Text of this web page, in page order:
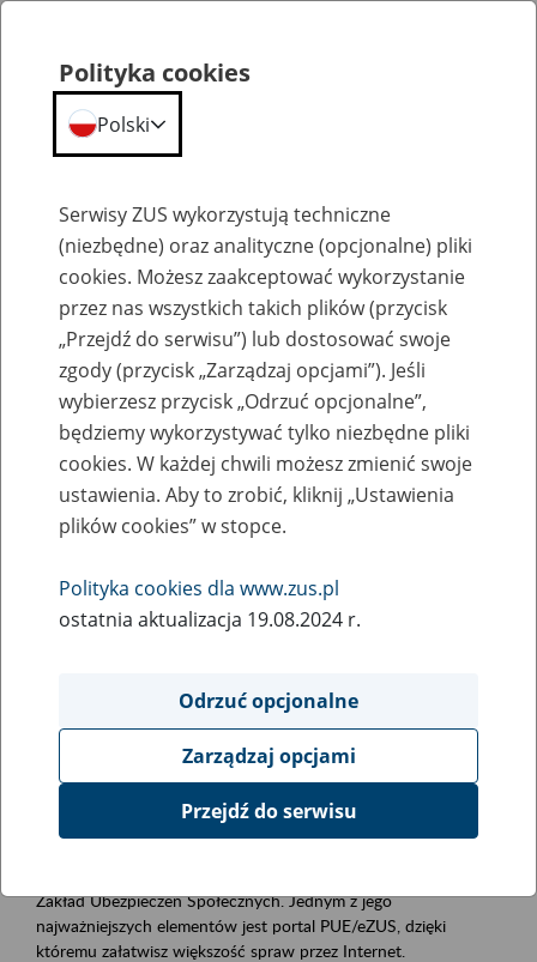
Szkolenia
Zaproś ZUS do siebie - zakładanie profili
eZUS w siedzibie Twojej firmy
Rodzaj wydarzenia
Szkolenia
Obszar merytoryczny
obsługa klientów
Opis wydarzenia
Platforma Usług Elektronicznych ZUS eZUS
Zakład Ubezpieczeń Społecznych. Jednym z jego
najważniejszych elementów jest portal PUE/eZUS, dzięki
któremu załatwisz większość spraw przez Internet.
Polityka cookies
Polski
Serwisy ZUS wykorzystują techniczne
(niezbędne) oraz analityczne (opcjonalne) pliki
cookies. Możesz zaakceptować wykorzystanie
przez nas wszystkich takich plików (przycisk
„Przejdź do serwisu”) lub dostosować swoje
zgody (przycisk „Zarządzaj opcjami”). Jeśli
wybierzesz przycisk „Odrzuć opcjonalne”,
będziemy wykorzystywać tylko niezbędne pliki
cookies. W każdej chwili możesz zmienić swoje
ustawienia. Aby to zrobić, kliknij „Ustawienia
plików cookies” w stopce.
Polityka cookies dla www.zus.pl
ostatnia aktualizacja 19.08.2024 r.
Odrzuć opcjonalne
Zarządzaj opcjami
Przejdź do serwisu